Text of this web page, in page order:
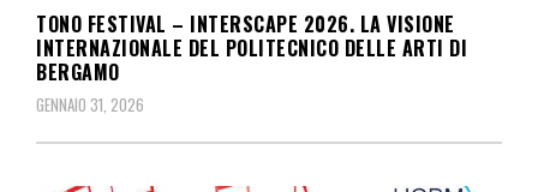
TONO FESTIVAL – INTERSCAPE 2026. LA VISIONE
INTERNAZIONALE DEL POLITECNICO DELLE ARTI DI
BERGAMO
GENNAIO 31, 2026